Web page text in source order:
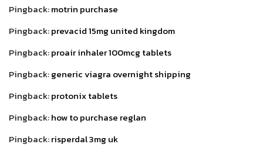
Pingback:motrin purchase
Pingback:prevacid 15mg united kingdom
Pingback:proair inhaler 100mcg tablets
Pingback:generic viagra overnight shipping
Pingback:protonix tablets
Pingback:how to purchase reglan
Pingback:risperdal 3mg uk